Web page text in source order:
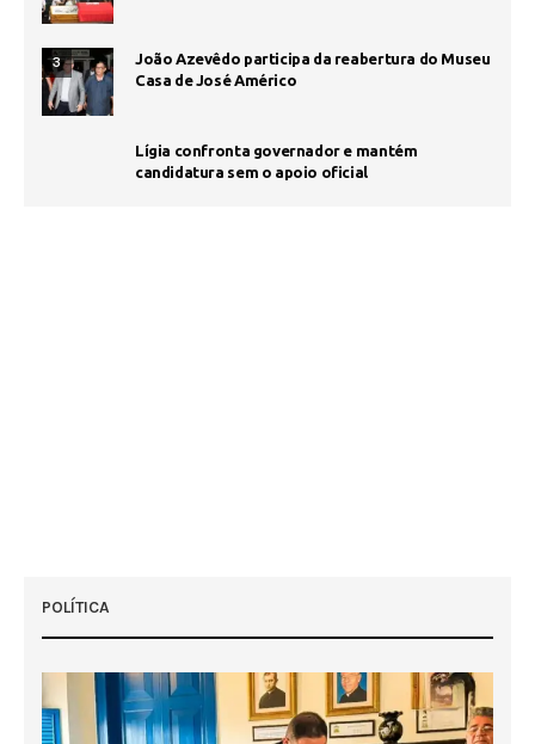
3
João Azevêdo participa da reabertura do Museu
Casa de José Américo
Lígia confronta governador e mantém
candidatura sem o apoio oficial
POLÍTICA